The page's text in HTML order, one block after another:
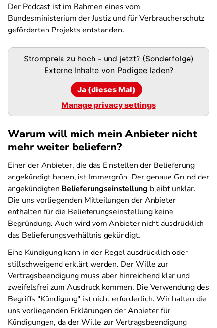
Der Podcast ist im Rahmen eines vom
Bundesministerium der Justiz und für Verbraucherschutz
geförderten Projekts entstanden.
Podigee-Strompreis zu hoch - und jetzt? (Sonderfolge)
Externe Inhalte von Podigeeladen?
Ja (dieses Mal)
Manage privacy settings
Warum will mich mein Anbieter nicht
mehr weiter beliefern?
Einer der Anbieter, die das Einstellen der Belieferung
angekündigt haben, ist Immergrün. Der genaue Grund der
angekündigten Belieferungseinstellung bleibt unklar.
Die uns vorliegenden Mitteilungen der Anbieter
enthalten für die Belieferungseinstellung keine
Begründung. Auch wird vom Anbieter nicht ausdrücklich
das Belieferungsverhältnis gekündigt.
Eine Kündigung kann in der Regel ausdrücklich oder
stillschweigend erklärt werden. Der Wille zur
Vertragsbeendigung muss aber hinreichend klar und
zweifelsfrei zum Ausdruck kommen. Die Verwendung des
Begriffs "Kündigung" ist nicht erforderlich. Wir halten die
uns vorliegenden Erklärungen der Anbieter für
Kündigungen, da der Wille zur Vertragsbeendigung